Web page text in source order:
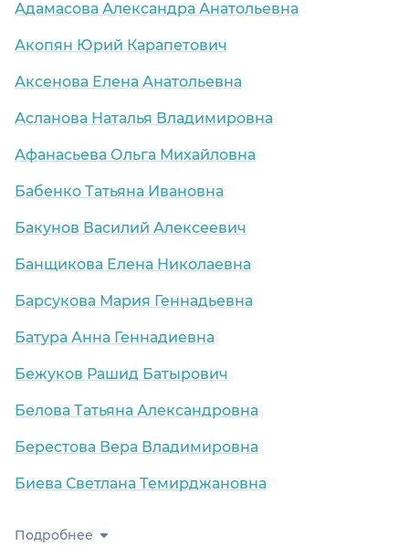
Адамасова Александра Анатольевна
Акопян Юрий Карапетович
Аксенова Елена Анатольевна
Асланова Наталья Владимировна
Афанасьева Ольга Михайловна
Бабенко Татьяна Ивановна
Бакунов Василий Алексеевич
Банщикова Елена Николаевна
Барсукова Мария Геннадьевна
Батура Анна Геннадиевна
Бежуков Рашид Батырович
Белова Татьяна Александровна
Берестова Вера Владимировна
Биева Светлана Темирджановна
Подробнее